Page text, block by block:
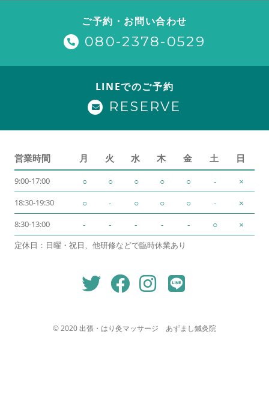
ご予約・お問い合わせ
080-2378-0529
LINEでのご予約
RESERVE
営業時間 月 火 水 木 金 土 日
9:00-17:00 ○ ○ ○ ○ ○ - ×
18:30-19:30 ○ - ○ ○ ○ - ×
8:30-13:00 - - - - - ○ ×
定休日：日曜・祝日、他研修などで臨時休業あり
© 2020 出張・はり灸マッサージ あずまし鍼灸院